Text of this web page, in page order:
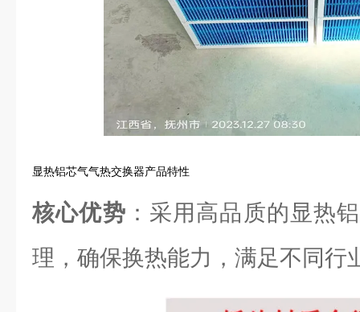
显热铝芯气气热交换器产品特性
核心优势 ：采用高品质的显热
理，确保换热能力，满足不同行